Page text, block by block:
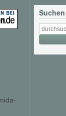
Suchen